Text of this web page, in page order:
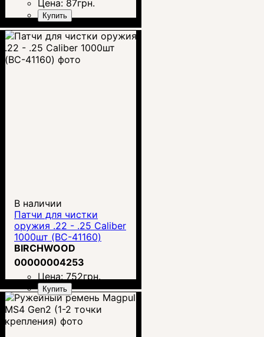
Цена: 87грн.
Купить
В наличии
Патчи для чистки
оружия .22 - .25 Caliber
1000шт (BC-41160)
BIRCHWOOD
00000004253
Цена: 752грн.
Купить